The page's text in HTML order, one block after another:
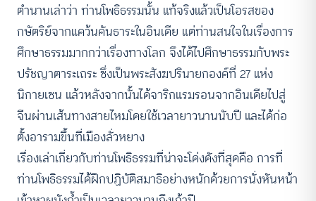
ตำนานเล่าว่า ท่านโพธิธรรมนั้น แท้จริงแล้วเป็นโอรสของ
กษัตริย์จากแคว้นคันธาระในอินเดีย แต่ท่านสนใจในเรื่องการ
ศึกษาธรรมมากกว่าเรื่องทางโลก จึงได้ไปศึกษาธรรมกับพระ
ปรัชญาตาระเถระ ซึ่งเป็นพระสังฆปรินายกองค์ที่ 27 แห่ง
นิกายเซน แล้วหลังจากนั้นได้จาริกแรมรอนจากอินเดียไปสู่
จีนผ่านเส้นทางสายไหมโดยใช้เวลายาวนานนับปี และได้ก่อ
ตั้งอารามขึ้นที่เมืองลั่วหยาง
เรื่องเล่าเกี่ยวกับท่านโพธิธรรมที่น่าจะโด่งดังที่สุดคือ การที่
ท่านโพธิธรรมได้ฝึกปฏิบัติสมาธิอย่างหนักด้วยการนั่งหันหน้า